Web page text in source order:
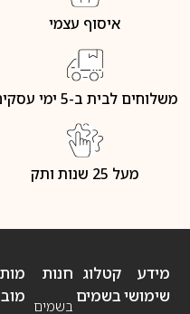
איסוף עצמי
משלוחים לבית ב-5 ימי עסקים
מעל 25 שנות ותק
מידע
שימושי
חנות
בשמים
קטלוג
בשמים